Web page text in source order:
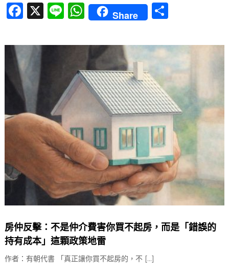
F
c
e
b
o
o
k
X Li
e
W
h
at
s
A
p
p
Share
分
房仲反擊：不是仲介費害你買不起房，而是「錯誤的
持有成本」這顆政策地雷
作者：有朝代書 「真正讓你買不起房的，不 […]